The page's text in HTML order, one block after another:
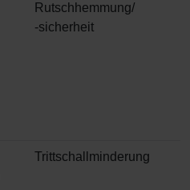
Rutschhemmung/
-sicherheit
Trittschallminderung